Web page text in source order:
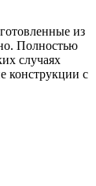
из
Полностью
случаях
конструкции с